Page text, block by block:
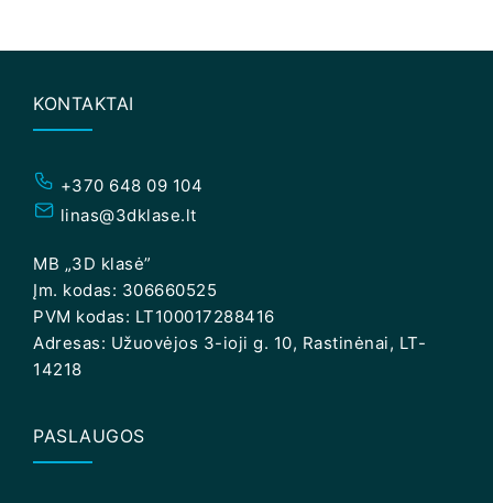
KONTAKTAI
+370 648 09 104
linas@3dklase.lt
MB „3D klasė”
Įm. kodas: 306660525
PVM kodas: LT100017288416
Adresas: Užuovėjos 3-ioji g. 10, Rastinėnai, LT-
14218
PASLAUGOS